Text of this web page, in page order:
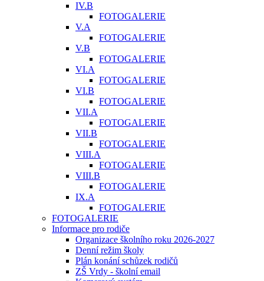
IV.B
FOTOGALERIE
V.A
FOTOGALERIE
V.B
FOTOGALERIE
VI.A
FOTOGALERIE
VI.B
FOTOGALERIE
VII.A
FOTOGALERIE
VII.B
FOTOGALERIE
VIII.A
FOTOGALERIE
VIII.B
FOTOGALERIE
IX.A
FOTOGALERIE
FOTOGALERIE
Informace pro rodiče
Organizace školního roku 2026-2027
Denní režim školy
Plán konání schůzek rodičů
ZŠ Vrdy - školní email